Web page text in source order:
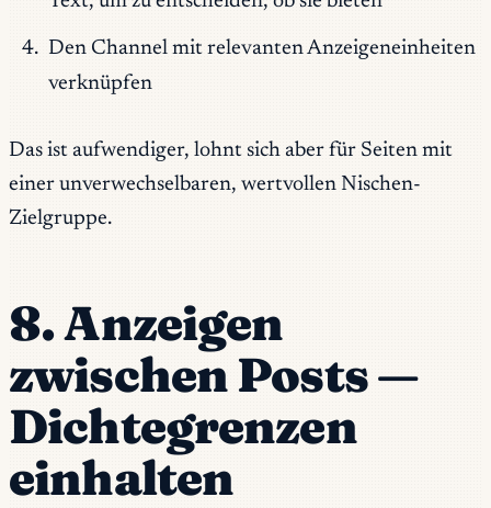
Den Channel mit relevanten Anzeigeneinheiten
verknüpfen
Das ist aufwendiger, lohnt sich aber für Seiten mit
einer unverwechselbaren, wertvollen Nischen-
Zielgruppe.
8. Anzeigen
zwischen Posts —
Dichtegrenzen
einhalten